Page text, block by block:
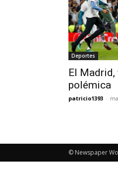
Deportes
El
polémica
patricio1393 -
© Newspaper